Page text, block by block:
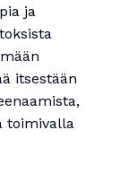
ja
itsestään
toimivalla